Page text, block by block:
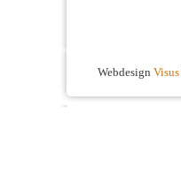
Webdesign Visus